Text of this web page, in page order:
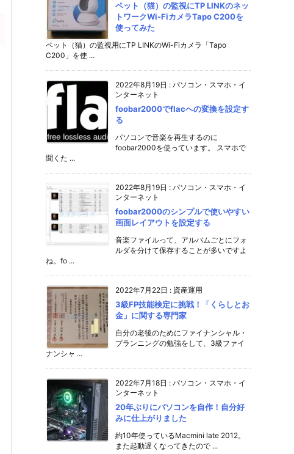
ペット（猫）の監視にTP LINKのネッ
トワークWi-FiカメラTapo C200を
使ってみた
ペット（猫）の監視用にTP LINKのWi-Fiカメラ「Tapo
C200」を使 ...
2022年8月19日 : パソコン・スマホ・イ
ンターネット
foobar2000でflacへの変換を設定す
る
パソコンで音楽を再生するのに
foobar2000を使っています。 スマホで
聞くた ...
2022年8月19日 : パソコン・スマホ・イ
ンターネット
foobar2000のシンプルで使いやすい
画面レイアウトを設定する
音楽ファイルって、アルバムごとにフォ
ルダを分けて保存することが多いですよ
ね。fo ...
2022年7月22日 : 資産運用
3級FP技能検定に挑戦！「くらしとお
金」に関する専門家
自分の老後のためにファイナンシャル・
プランニングの勉強をして、3級ファイ
ナンシャ ...
2022年7月18日 : パソコン・スマホ・イ
ンターネット
20年ぶりにパソコンを自作！自分好
みに仕上がりました
約10年使っているMacmini late 2012。
また起動遅くなってきたので ...